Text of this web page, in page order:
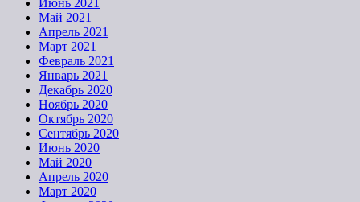
Июнь 2021
Май 2021
Апрель 2021
Март 2021
Февраль 2021
Январь 2021
Декабрь 2020
Ноябрь 2020
Октябрь 2020
Сентябрь 2020
Июнь 2020
Май 2020
Апрель 2020
Март 2020